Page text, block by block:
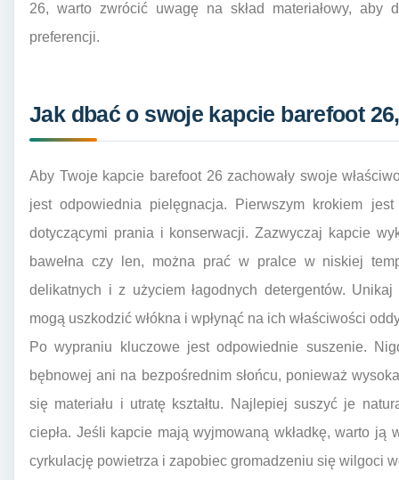
26, warto zwrócić uwagę na skład materiałowy,
preferencji.
Jak dbać o swoje kapcie barefoot
Aby Twoje kapcie barefoot 26 zachowały swoje
jest odpowiednia pielęgnacja. Pierwszym krokiem
dotyczącymi prania i konserwacji. Zazwyczaj kapcie
bawełna czy len, można prać w pralce w niskiej
delikatnych i z użyciem łagodnych detergentów.
mogą uszkodzić włókna i wpłynąć na ich właściwości
Po wypraniu kluczowe jest odpowiednie suszenie.
bębnowej ani na bezpośrednim słońcu, ponieważ
się materiału i utratę kształtu. Najlepiej suszyć je
ciepła. Jeśli kapcie mają wyjmowaną wkładkę, warto
cyrkulację powietrza i zapobiec gromadzeniu się wilgoci